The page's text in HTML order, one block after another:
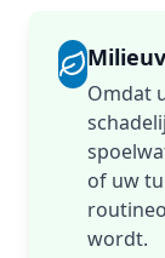
Omdat
of uw
wordt.